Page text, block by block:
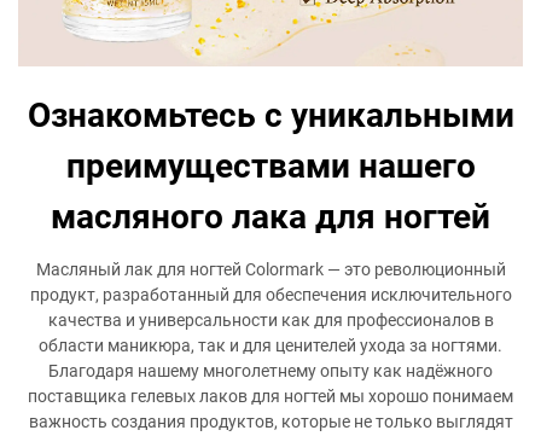
Ознакомьтесь с уникальными
преимуществами нашего
масляного лака для ногтей
Масляный лак для ногтей Colormark — это революционный
продукт, разработанный для обеспечения исключительного
качества и универсальности как для профессионалов в
области маникюра, так и для ценителей ухода за ногтями.
Благодаря нашему многолетнему опыту как надёжного
поставщика гелевых лаков для ногтей мы хорошо понимаем
важность создания продуктов, которые не только выглядят